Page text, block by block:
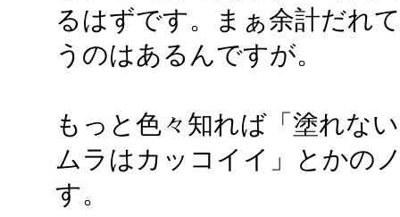
るはずです。まぁ余計だれ
うのはあるんですが。
もっと色々知れば「塗れな
ムラはカッコイイ」とかの
す。